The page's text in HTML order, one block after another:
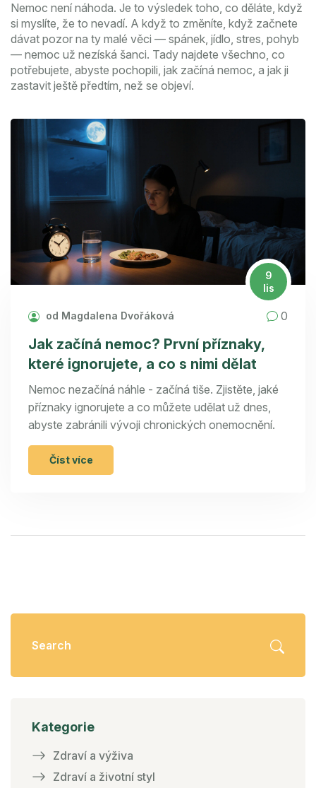
Nemoc není náhoda. Je to výsledek toho, co děláte, když
si myslíte, že to nevadí. A když to změníte, když začnete
dávat pozor na ty malé věci — spánek, jídlo, stres, pohyb
— nemoc už nezíská šanci. Tady najdete všechno, co
potřebujete, abyste pochopili, jak začíná nemoc, a jak ji
zastavit ještě předtím, než se objeví.
9
lis
od Magdalena Dvořáková 0
Jak začíná nemoc? První příznaky,
které ignorujete, a co s nimi dělat
Nemoc nezačíná náhle - začíná tiše. Zjistěte, jaké
příznaky ignorujete a co můžete udělat už dnes,
abyste zabránili vývoji chronických onemocnění.
Číst více
Kategorie
Zdraví a výživa
Zdraví a životní styl